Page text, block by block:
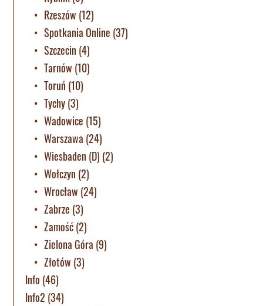
Rzeszów (12)
Spotkania Online (37)
Szczecin (4)
Tarnów (10)
Toruń (10)
Tychy(3)
Wadowice (15)
Warszawa (24)
Wiesbaden (D) (2)
Wołczyn (2)
Wrocław (24)
Zabrze (3)
Zamość(2)
Zielona Góra (9)
Złotów (3)
Info (46)
Info2 (34)